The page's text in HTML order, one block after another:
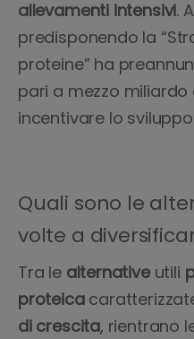
allevamenti intensivi.
predisponendo la
proteine” ha
pari a mezzo
incentivare lo
Quali sono le
volte a
Tra le alternativeutili
proteica
di crescita, rientrano